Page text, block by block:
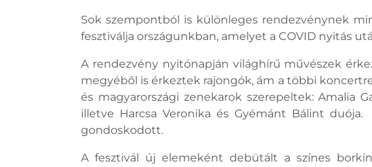
Sok szempontból is különleges rendezvénynek
fesztiválja országunkban, amelyet a COVID nyitás
A rendezvény nyitónapján világhírű művészek
megyéből is érkeztek rajongók, ám a többi
és magyarországi zenekarok szerepeltek: Amalia
illetve Harcsa Veronika és Gyémánt Bálint
gondoskodott.
A fesztivál új elemeként debütált a színes